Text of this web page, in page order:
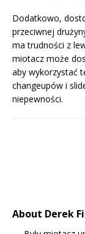
Dodatkowo,
przeciwnej
ma trudności z
miotacz może
aby wykorzystać
changeupów i
niepewności.
About Derek